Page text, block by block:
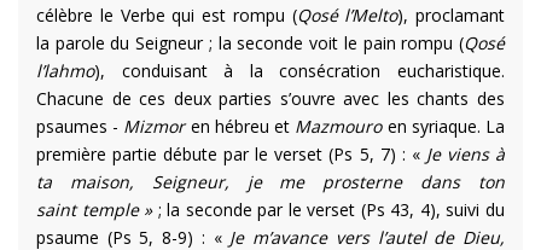
célèbre le Verbe qui est rompu (Qosé l’Melto), proclamant
la parole du Seigneur ; la seconde voit le pain rompu (Qosé
l’lahmo), conduisant à la consécration eucharistique.
Chacune de ces deux parties s’ouvre avec les chants des
psaumes - Mizmoren hébreu et Mazmouroen syriaque. La
première partie débute par le verset (Ps 5, 7) : « Je viens à
ta maison, Seigneur, je me prosterne dans ton
saint temple » ; la seconde par le verset (Ps 43, 4), suivi du
psaume (Ps 5, 8-9) : « Je m’avance vers l’autel de Dieu,